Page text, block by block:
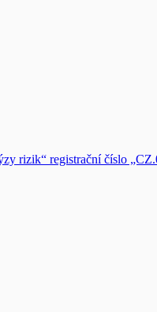
rizik“ registrační číslo